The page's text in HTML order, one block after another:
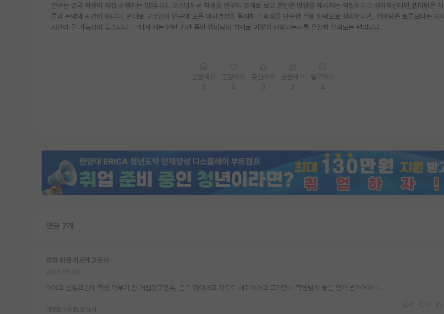
연구는 결국 학생이 직접 수행하는 일입니다. 교수님께서 학생을 연구의 주체로 보고 본인은 방향을 제시하는 역할이라고 생각하신다면,랩미팅은
론과 논의의 시간이 됩니다. 반대로 교수님이 연구의 모든 의사결정을 독점하고 학생을 단순한 수행 인력으로 생각한다면, 랩미팅은 토론보다는 지
시간이 될 가능성이 높습니다. 그래서 저는 인턴 기간 동안 랩미팅이 실제로 어떻게 진행되는지를 유심히 살펴보는 편입니다.
댓글 7개
착한 쇠렌 키르케고르
아이고 신임교순데 학생 다루기 참 어렵겠구먼유, 돈도 줘야하고 지도도 해줘야하고 그러면서 학생님께 좋은 평가 받아야하니..
대댓글 1개 대댓글 쓰기